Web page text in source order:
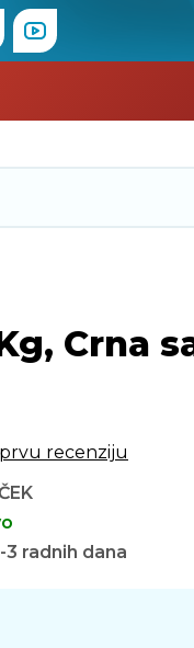
Crna
recenziju
radnih dana